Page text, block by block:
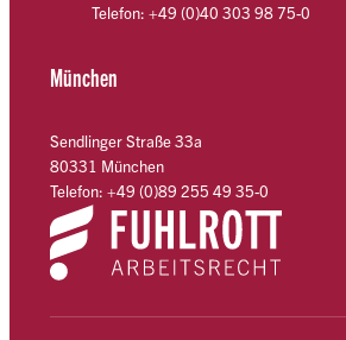
Telefon: +49 (0)40 303 98 75-0
München
Sendlinger Straße 33a
80331 München
Telefon: +49 (0)89 255 49 35-0